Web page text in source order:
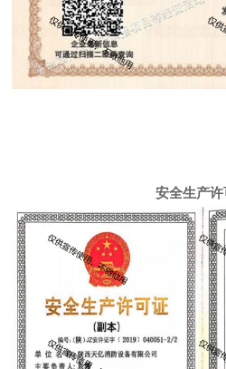
安全生产许